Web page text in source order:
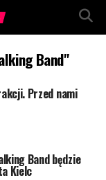
Band"
Przed nami
Band będzie
Kielc